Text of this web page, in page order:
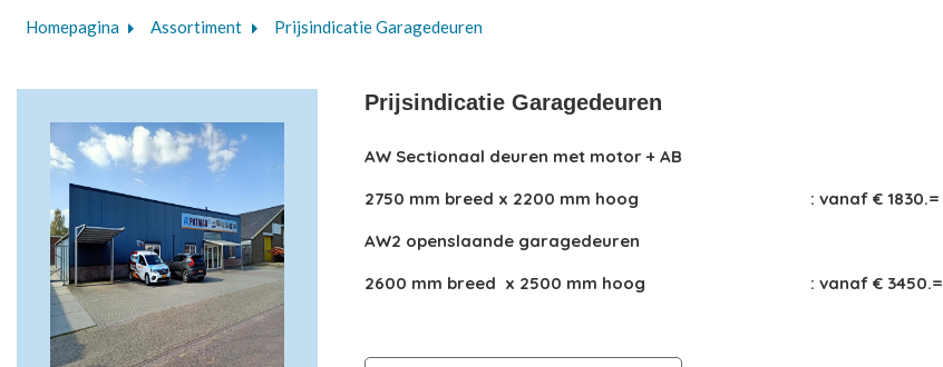
Homepagina Assortiment Prijsindicatie Garagedeuren
Prijsindicatie Garagedeuren
AW Sectionaal deuren met motor + AB
2750 mm breed x 2200 mm hoog
: vanaf € 1830.=
AW2 openslaande garagedeuren
2600 mm breed x 2500 mm hoog
: vanaf € 3450.=